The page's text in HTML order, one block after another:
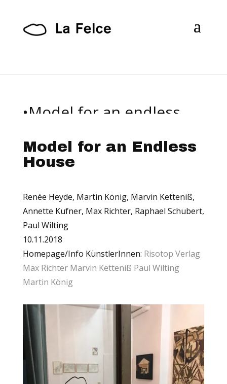
•Model for an endless
Klasse Ruckhäberle HGB
Leipzig
Model for an Endless
House
Renée Heyde, Martin König, Marvin Ketteniß,
Annette Kufner, Max Richter, Raphael Schubert,
Paul Wilting
10.11.2018
Homepage/Info KünstlerInnen: Risotop Verlag
Max Richter Marvin Ketteniß Paul Wilting
Martin König